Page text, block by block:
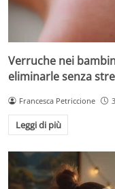
Verruche nei
eliminarle senza
Francesca Petriccione
Leggi di più